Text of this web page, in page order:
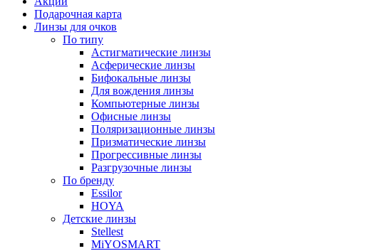
Подарочная карта
Линзы для очков
По типу
Астигматические линзы
Асферические линзы
Бифокальные линзы
Для вождения линзы
Компьютерные линзы
Офисные линзы
Поляризационные линзы
Призматические линзы
Прогрессивные линзы
Разгрузочные линзы
По бренду
Essilor
HOYA
Детские линзы
Stellest
MiYOSMART